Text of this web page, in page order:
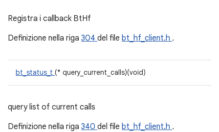
Registra i callback BtHf
Definizione nella riga 304 del file bt_hf_client.h .
bt_status_t (* query_current_calls)(void)
query list of current calls
Definizione nella riga 340 del file bt_hf_client.h .